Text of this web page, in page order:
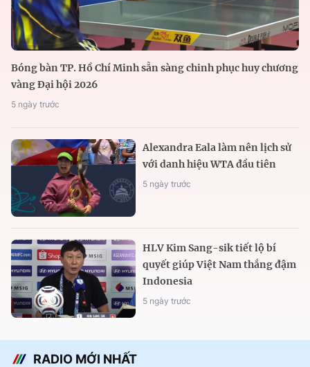
Bóng bàn TP. Hồ Chí Minh sẵn sàng chinh phục huy chương
vàng Đại hội 2026
5 ngày trước
Alexandra Eala làm nên lịch sử
với danh hiệu WTA đầu tiên
5 ngày trước
HLV Kim Sang-sik tiết lộ bí
quyết giúp Việt Nam thắng đậm
Indonesia
5 ngày trước
RADIO MỚI NHẤT